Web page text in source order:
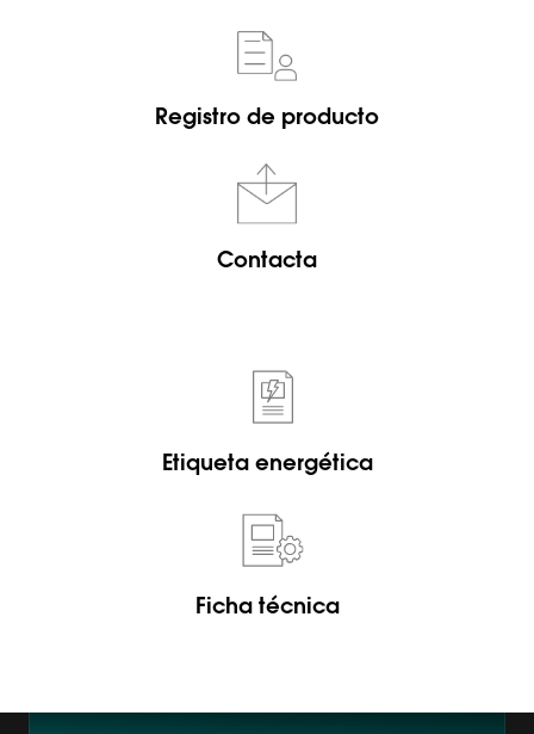
Registro de producto
Contacta
Etiqueta energética
Ficha técnica